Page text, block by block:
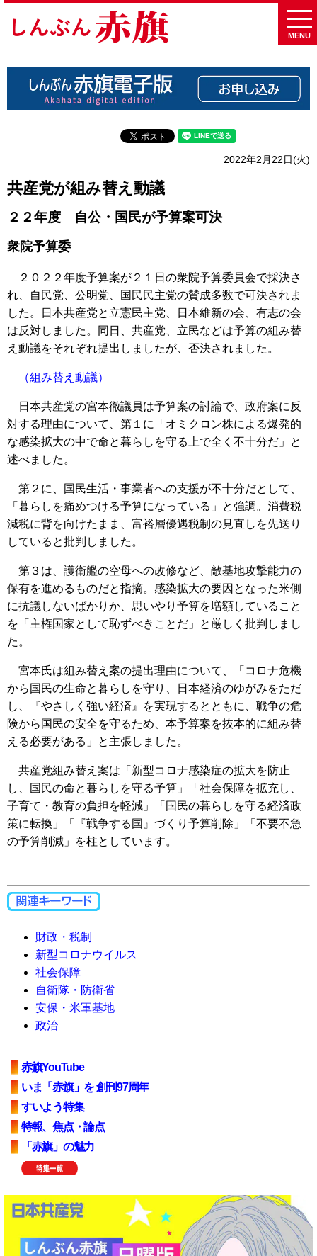
MENU
2022年2月22日(火)
共産党が組み替え動議
２２年度 自公・国民が予算案可決
衆院予算委
２０２２年度予算案が２１日の衆院予算委員会で採決さ
れ、自民党、公明党、国民民主党の賛成多数で可決されま
した。日本共産党と立憲民主党、日本維新の会、有志の会
は反対しました。同日、共産党、立民などは予算の組み替
え動議をそれぞれ提出しましたが、否決されました。
（組み替え動議）
日本共産党の宮本徹議員は予算案の討論で、政府案に反
対する理由について、第１に「オミクロン株による爆発的
な感染拡大の中で命と暮らしを守る上で全く不十分だ」と
述べました。
第２に、国民生活・事業者への支援が不十分だとして、
「暮らしを痛めつける予算になっている」と強調。消費税
減税に背を向けたまま、富裕層優遇税制の見直しを先送り
していると批判しました。
第３は、護衛艦の空母への改修など、敵基地攻撃能力の
保有を進めるものだと指摘。感染拡大の要因となった米側
に抗議しないばかりか、思いやり予算を増額していること
を「主権国家として恥ずべきことだ」と厳しく批判しまし
た。
宮本氏は組み替え案の提出理由について、「コロナ危機
から国民の生命と暮らしを守り、日本経済のゆがみをただ
し、『やさしく強い経済』を実現するとともに、戦争の危
険から国民の安全を守るため、本予算案を抜本的に組み替
える必要がある」と主張しました。
共産党組み替え案は「新型コロナ感染症の拡大を防止
し、国民の命と暮らしを守る予算」「社会保障を拡充し、
子育て・教育の負担を軽減」「国民の暮らしを守る経済政
策に転換」「『戦争する国』づくり予算削除」「不要不急
の予算削減」を柱としています。
財政・税制
新型コロナウイルス
社会保障
自衛隊・防衛省
安保・米軍基地
政治
赤旗YouTube
いま「赤旗」を 創刊97周年
すいよう特集
特報、焦点・論点
「赤旗」の魅力